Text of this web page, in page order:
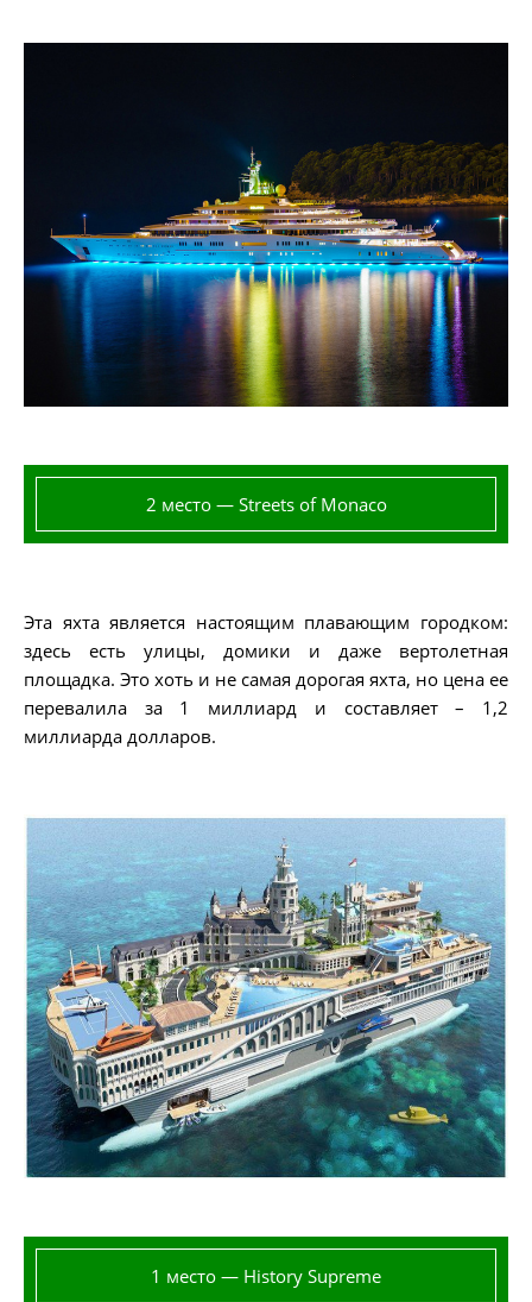
2 место — Streets of Monaco
Эта яхта является настоящим плавающим городком:
здесь есть улицы, домики и даже вертолетная
площадка. Это хоть и не самая дорогая яхта, но цена ее
перевалила за 1 миллиард и составляет – 1,2
миллиарда долларов.
1 место — History Supreme